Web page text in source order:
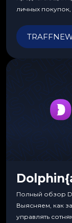
личных
инструменты
Полный обзор
Выясняем, как
управлять